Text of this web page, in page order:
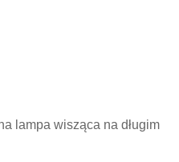
lampa wisząca na długim